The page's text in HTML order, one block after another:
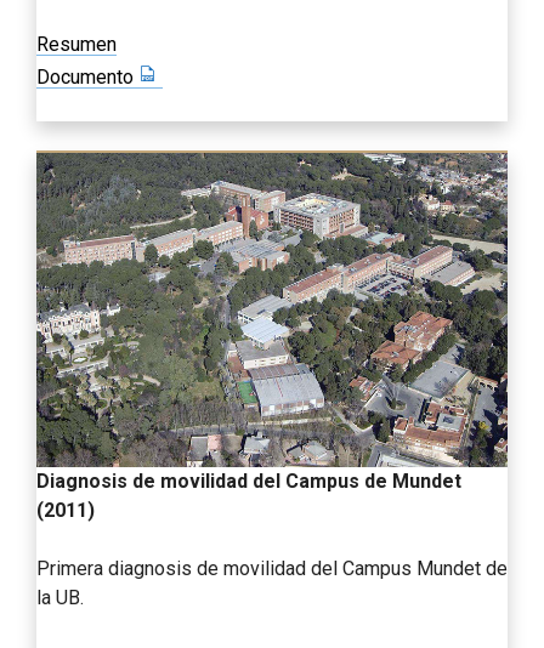
Resumen
Documento
Diagnosis de movilidad del Campus de Mundet
(2011)
Primera diagnosis de movilidad del Campus Mundet de
la UB.